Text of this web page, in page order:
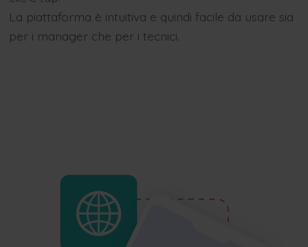
La piattaforma è intuitiva e quindi facile da usare sia
per i manager che per i tecnici.